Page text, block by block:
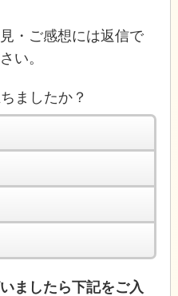
・ご感想には返信で
い。
ましたか？
ましたら下記をご入